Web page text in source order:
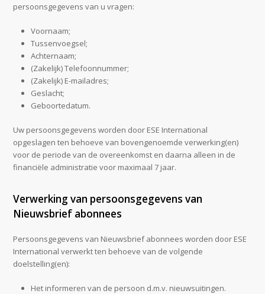
persoonsgegevens van u vragen:
Voornaam;
Tussenvoegsel;
Achternaam;
(Zakelijk) Telefoonnummer;
(Zakelijk) E-mailadres;
Geslacht;
Geboortedatum.
Uw persoonsgegevens worden door ESE International
opgeslagen ten behoeve van bovengenoemde verwerking(en)
voor de periode van de overeenkomst en daarna alleen in de
financiële administratie voor maximaal 7 jaar.
Verwerking van persoonsgegevens van
Nieuwsbrief abonnees
Persoonsgegevens van Nieuwsbrief abonnees worden door ESE
International verwerkt ten behoeve van de volgende
doelstelling(en):
Het informeren van de persoon d.m.v. nieuwsuitingen.